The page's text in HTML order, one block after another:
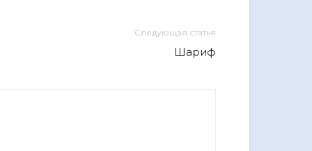
Следующая статья
Шариф